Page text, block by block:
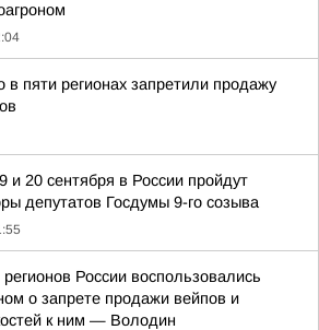
в пяти регионах запретили продажу
и 20 сентября в России пройдут
депутатов Госдумы 9-го созыва
регионов России воспользовались
о запрете продажи вейпов и
к ним — Володин